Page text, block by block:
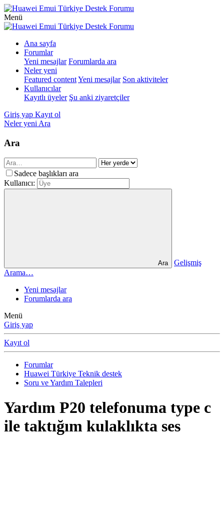
Menü
Ana sayfa
Forumlar
Yeni mesajlar Forumlarda ara
Neler yeni
Featured contentYeni mesajlar Son aktiviteler
Kullanıcılar
Kayıtlı üyeler Şu anki ziyaretçiler
Giriş yap Kayıt ol
Neler yeni Ara
Ara
Sadece başlıkları ara
Kullanıcı:
Ara
Gelişmiş
Arama…
Yeni mesajlar
Forumlarda ara
Menü
Giriş yap
Kayıt ol
Forumlar
Huawei Türkiye Teknik destek
Soru ve Yardım Talepleri
Yardım P20 telefonuma type c
ile taktığım kulaklıkta ses